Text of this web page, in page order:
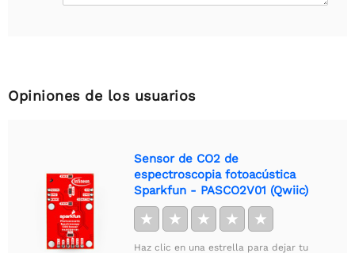
Opiniones de los usuarios
Sensor de CO2 de
espectroscopia fotoacústica
Sparkfun - PASCO2V01 (Qwiic)
★ ★ ★ ★ ★
Haz clic en una estrella para dejar tu